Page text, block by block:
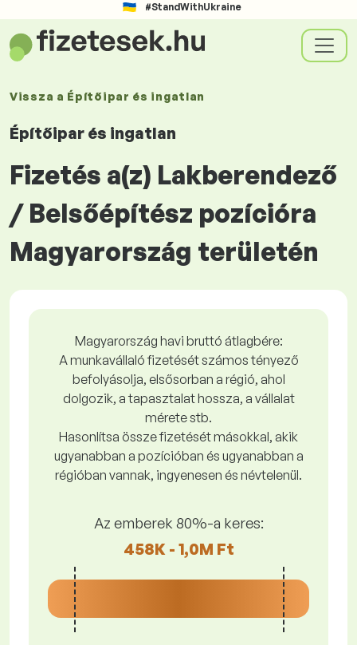
#StandWithUkraine
Vissza a Építőipar és ingatlan
Építőipar és ingatlan
Fizetés a(z) Lakberendező
/ Belsőépítész pozícióra
Magyarország területén
Magyarország havi bruttó átlagbére:
A munkavállaló fizetését számos tényező
befolyásolja, elsősorban a régió, ahol
dolgozik, a tapasztalat hossza, a vállalat
mérete stb.
Hasonlítsa össze fizetését másokkal, akik
ugyanabban a pozícióban és ugyanabban a
régióban vannak, ingyenesen és névtelenül.
Az emberek 80%-a keres:
458K - 1,0M Ft